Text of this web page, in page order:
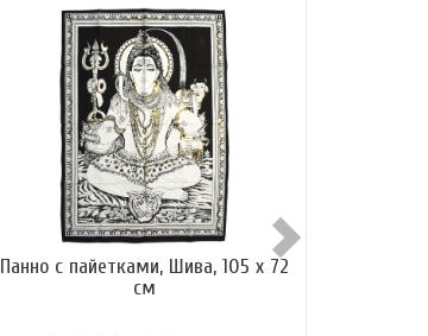
Панно с пайетками, Шива, 105 х 72
см